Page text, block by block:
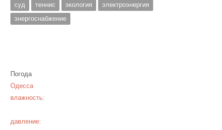
суд
теннис экология
электроэнергия
энергоснабжение
Погода
Одесса
влажность:
давление: